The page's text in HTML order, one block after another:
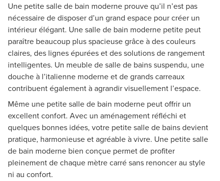
Une petite salle de bain moderne prouve qu’il n’est pas
nécessaire de disposer d’un grand espace pour créer un
intérieur élégant. Une salle de bain moderne petite peut
paraître beaucoup plus spacieuse grâce à des couleurs
claires, des lignes épurées et des solutions de rangement
intelligentes. Un meuble de salle de bains suspendu, une
douche à l’italienne moderne et de grands carreaux
contribuent également à agrandir visuellement l’espace.
Même une petite salle de bain moderne peut offrir un
excellent confort. Avec un aménagement réfléchi et
quelques bonnes idées, votre petite salle de bains devient
pratique, harmonieuse et agréable à vivre. Une petite salle
de bain moderne bien conçue permet de profiter
pleinement de chaque mètre carré sans renoncer au style
ni au confort.